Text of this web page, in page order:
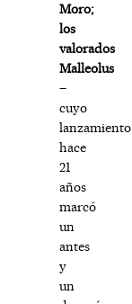
Moro;
los
valorados
Malleolus
–
cuyo
lanzamiento
hace
21
años
marcó
un
antes
y
un